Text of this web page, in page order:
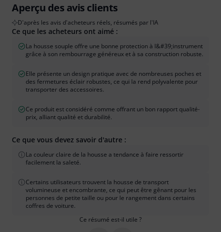
Aperçu des avis clients
D'après les avis d'acheteurs réels, résumés par l'IA
Ce que les acheteurs ont aimé :
La housse souple offre une bonne protection à l&#39;instrument
grâce à son rembourrage généreux et à sa construction robuste.
Elle présente un design pratique avec de nombreuses poches et
des fermetures éclair robustes, ce qui la rend polyvalente pour
transporter des accessoires.
Ce produit est considéré comme offrant un bon rapport qualité-
prix, alliant qualité et durabilité.
Ce que vous devez savoir d'autre :
La couleur claire de la housse a tendance à faire ressortir
facilement la saleté.
Certains utilisateurs trouvent la housse de transport
volumineuse et encombrante, ce qui peut être gênant pour les
personnes de petite taille ou pour le rangement dans certains
coffres de voiture.
Ce résumé est-il utile ?